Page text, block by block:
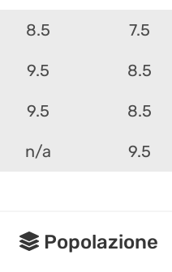
8.5 7.5
9.5 8.5
9.5 8.5
n/a 9.5
Popolazione